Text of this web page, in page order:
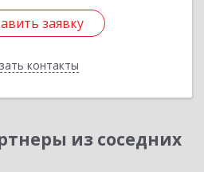
заявку
контакты
заявку
Назад
из соседних